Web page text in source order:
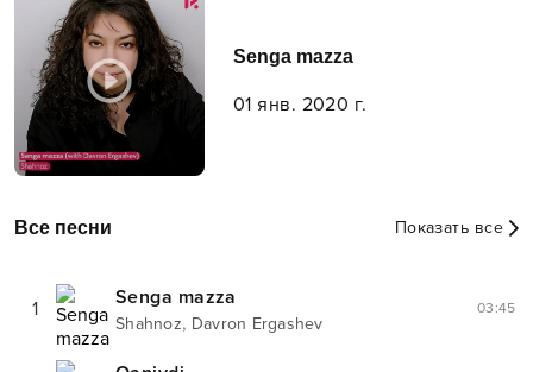
Senga mazza
01 янв. 2020 г.
Все песни Показать все
1 Senga mazza
Shahnoz, Davron Ergashev
03:45